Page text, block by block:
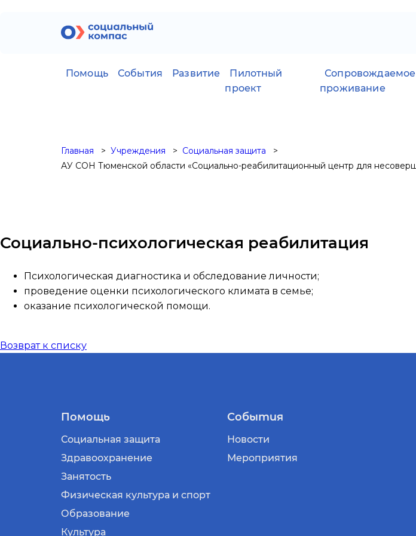
Помощь События Развитие
Пилотный
проект
Сопровождаемое
проживание
Главная Учреждения
Социальная защита
АУ СОН Тюменской области «Социально-реабилитационный центр для
Социально-психологическая реабилитация
Психологическая диагностика и обследование личности;
проведение оценки психологического климата в семье;
оказание психологической помощи.
Возврат к списку
Помощь
Социальная защита
Здравоохранение
Занятость
Физическая культура и спорт
Образование
Культура
События
Новости
Мероприятия